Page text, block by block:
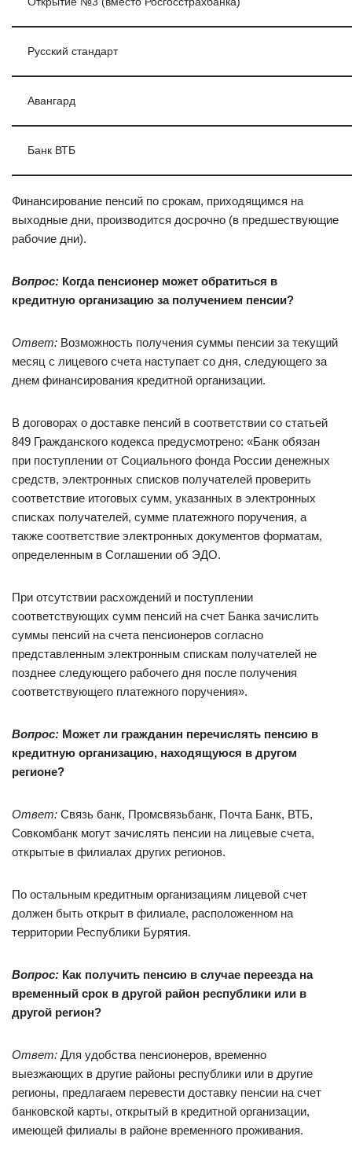
Русский стандарт
Авангард
Банк ВТБ
Финансирование пенсий по срокам, приходящимся на
выходные дни, производится досрочно (в предшествующие
рабочие дни).
Вопрос: Когда пенсионер может обратиться в
кредитную организацию за получением пенсии?
Ответ: Возможность получения суммы пенсии за текущий
месяц с лицевого счета наступает со дня, следующего за
днем финансирования кредитной организации.
В договорах о доставке пенсий в соответствии со статьей
849 Гражданского кодекса предусмотрено: «Банк обязан
при поступлении от Социального фонда России денежных
средств, электронных списков получателей проверить
соответствие итоговых сумм, указанных в электронных
списках получателей, сумме платежного поручения, а
также соответствие электронных документов форматам,
определенным в Соглашении об ЭДО.
При отсутствии расхождений и поступлении
соответствующих сумм пенсий на счет Банка зачислить
суммы пенсий на счета пенсионеров согласно
представленным электронным спискам получателей не
позднее следующего рабочего дня после получения
соответствующего платежного поручения».
Вопрос: Может ли гражданин перечислять пенсию в
кредитную организацию, находящуюся в другом
регионе?
Ответ: Связь банк, Промсвязьбанк, Почта Банк, ВТБ,
Совкомбанк могут зачислять пенсии на лицевые счета,
открытые в филиалах других регионов.
По остальным кредитным организациям лицевой счет
должен быть открыт в филиале, расположенном на
территории Республики Бурятия.
Вопрос: Как получить пенсию в случае переезда на
временный срок в другой район республики или в
другой регион?
Ответ: Для удобства пенсионеров, временно
выезжающих в другие районы республики или в другие
регионы, предлагаем перевести доставку пенсии на счет
банковской карты, открытый в кредитной организации,
имеющей филиалы в районе временного проживания.